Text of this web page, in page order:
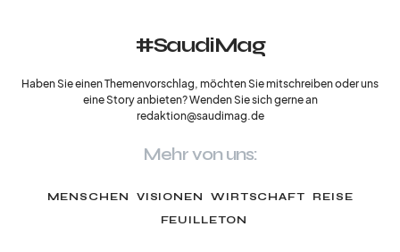
#SaudiMag
Haben Sie einen Themenvorschlag, möchten Sie mitschreiben oder uns
eine Story anbieten? Wenden Sie sich gerne an
redaktion@saudimag.de
Mehr von uns:
MENSCHEN VISIONEN WIRTSCHAFT
REISE
FEUILLETON